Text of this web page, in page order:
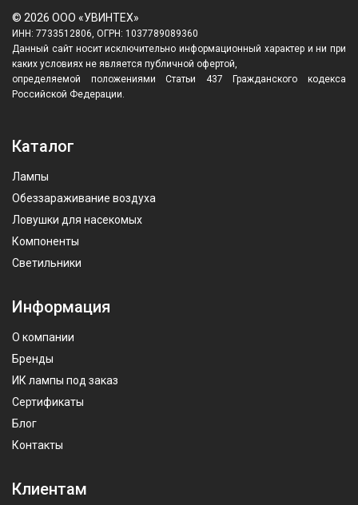
© 2026 ООО «УВИНТЕХ»
ИНН: 7733512806, ОГРН: 1037789089360
Данный сайт носит исключительно информационный характер и ни при
каких условиях не является публичной офертой,
определяемой положениями Статьи 437 Гражданского кодекса
Российской Федерации.
Каталог
Лампы
Обеззараживание воздуха
Ловушки для насекомых
Компоненты
Светильники
Информация
О компании
Бренды
ИК лампы под заказ
Сертификаты
Блог
Контакты
Клиентам